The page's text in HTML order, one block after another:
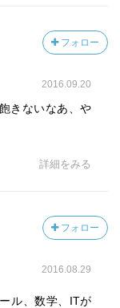
フォロー
2016.09.20
きないなあ、や
詳細をみる
フォロー
2016.08.29
ル、数学、ITが